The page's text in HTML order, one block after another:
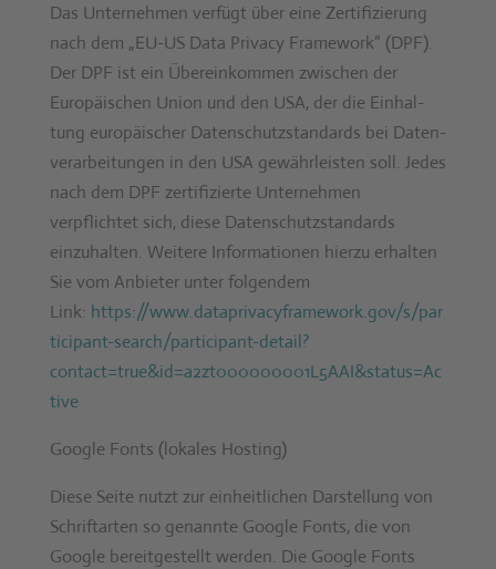
Das Unternehmen ver­fügt über eine Zer­ti­fizierung
nach dem „EU-US Data Pri­va­cy Frame­work“ (DPF).
Der DPF ist ein Übereinkom­men zwis­chen der
Europäis­chen Union und den USA, der die Ein­hal­
tung europäis­ch­er Daten­schutz­s­tan­dards bei Daten­
ver­ar­beitun­gen in den USA gewährleis­ten soll. Jedes
nach dem DPF zer­ti­fizierte Unternehmen
verpflichtet sich, diese Daten­schutz­s­tan­dards
einzuhal­ten. Weit­ere Infor­ma­tio­nen hierzu erhal­ten
Sie vom Anbi­eter unter fol­gen­dem
Link: https://www.dataprivacyframework.gov/s/par
ticipant-search/participant-detail?
contact=true&id=a2zt000000001L5AAI&status=Ac
tive
Google Fonts (lokales Host­ing)
Diese Seite nutzt zur ein­heitlichen Darstel­lung von
Schrif­tarten so genan­nte Google Fonts, die von
Google bere­it­gestellt wer­den. Die Google Fonts